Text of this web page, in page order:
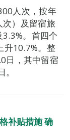
人次，按年
）及留宿旅
。首四个
升10.7%。整
日，其中留宿
补贴措施 确